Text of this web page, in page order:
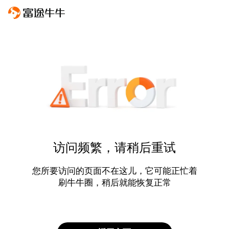
访问频繁，请稍后重试
您所要访问的页面不在这儿，它可能正忙着
刷牛牛圈，稍后就能恢复正常